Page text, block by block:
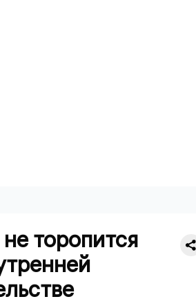
торопится